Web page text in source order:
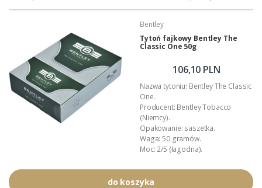
Podana wartość to: cena za jedno
opakowanie.
Bentley
Tytoń fajkowy Bentley The
Classic One 50g
106,10 PLN
Nazwa tytoniu: Bentley The Classic
One.
Producent: Bentley Tobacco
(Niemcy).
Opakowanie: saszetka.
Waga: 50 gramów.
Moc: 2/5 (łagodna).
Stopień nawilżenia: 3/5 (średnio-
wilgotny).
do koszyka